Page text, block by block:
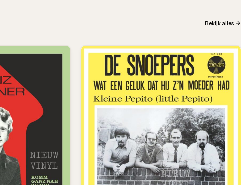
Bekijk alles